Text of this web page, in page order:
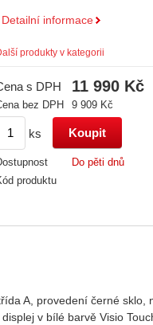
Detailní informace
produkty v kategorii
s DPH 11 990 Kč
bez DPH 9 909 Kč
ks
Do pěti dnů
produktu
A, provedení černé sklo,
v bílé barvě Visio